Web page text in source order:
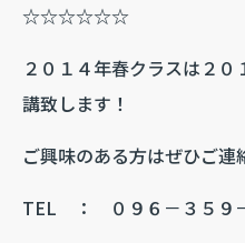
☆☆☆☆☆☆
２０１４年春クラスは２
講致します！
ご興味のある方はぜひご連
TEL ： ０９６－３５９